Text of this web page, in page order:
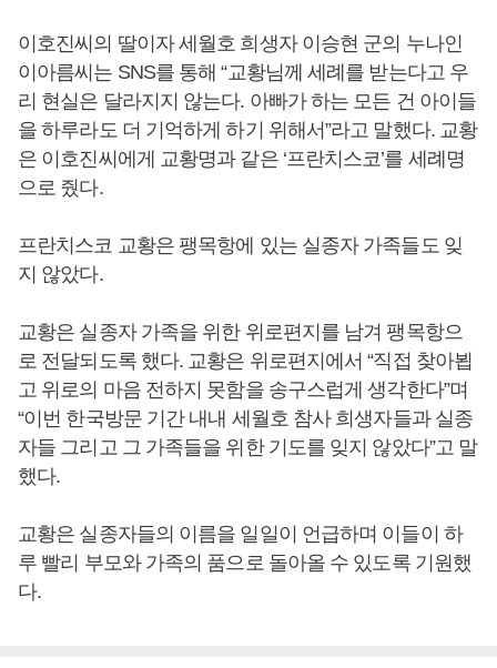
이호진씨의 딸이자 세월호 희생자 이승현 군의 누나인
이아름씨는 SNS를 통해 “교황님께 세례를 받는다고 우
리 현실은 달라지지 않는다. 아빠가 하는 모든 건 아이들
을 하루라도 더 기억하게 하기 위해서”라고 말했다. 교황
은 이호진씨에게 교황명과 같은 ‘프란치스코’를 세례명
으로 줬다.
프란치스코 교황은 팽목항에 있는 실종자 가족들도 잊
지 않았다.
교황은 실종자 가족을 위한 위로편지를 남겨 팽목항으
로 전달되도록 했다. 교황은 위로편지에서 “직접 찾아뵙
고 위로의 마음 전하지 못함을 송구스럽게 생각한다”며
“이번 한국방문 기간 내내 세월호 참사 희생자들과 실종
자들 그리고 그 가족들을 위한 기도를 잊지 않았다”고 말
했다.
교황은 실종자들의 이름을 일일이 언급하며 이들이 하
루 빨리 부모와 가족의 품으로 돌아올 수 있도록 기원했
다.